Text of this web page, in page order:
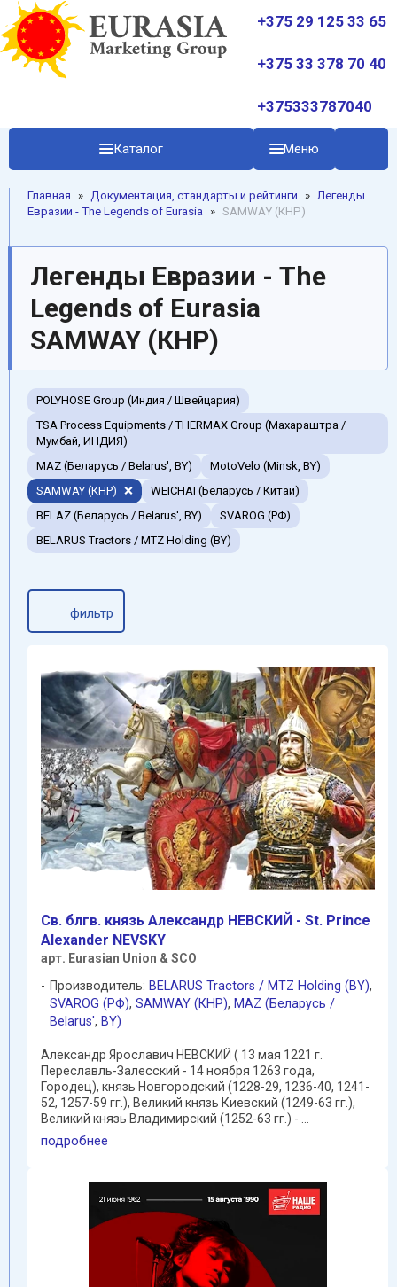
+375 29 125 33 65
+375 33 378 70 40
+375333787040
Каталог Меню
Главная » Документация, стандарты и рейтинги » Легенды
Евразии - The Legends of Eurasia » SAMWAY (КНР)
Легенды Евразии - The
Legends of Eurasia
SAMWAY (КНР)
POLYHOSE Group (Индия / Швейцария)
TSA Process Equipments / THERMAX Group (Махараштра /
Мумбай, ИНДИЯ)
MAZ (Беларусь / Belarus', BY)
MotoVelo (Minsk, BY)
SAMWAY (КНР)
WEICHAI (Беларусь / Китай)
BELAZ (Беларусь / Belarus', BY)
SVAROG (РФ)
BELARUS Tractors / MTZ Holding (BY)
фильтр
Cв. блгв. князь Александр НЕВСКИЙ - St. Prince
Alexander NEVSKY
арт. Eurasian Union & SCO
Производитель: BELARUS Tractors / MTZ Holding (BY),
SVAROG (РФ), SAMWAY (КНР), MAZ (Беларусь /
Belarus', BY)
Александр Ярославич НЕВСКИЙ ( 13 мая 1221 г.
Переславль-Залесский - 14 ноября 1263 года,
Городец), князь Новгородский (1228-29, 1236-40, 1241-
52, 1257-59 гг.), Великий князь Киевский (1249-63 гг.),
Великий князь Владимирский (1252-63 гг.) - ...
подробнее